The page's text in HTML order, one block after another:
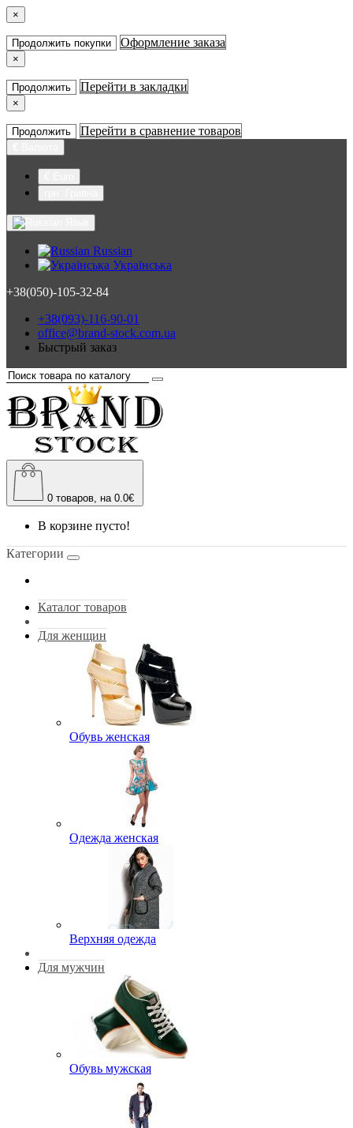
×
Продолжить покупки Оформление заказа
×
Продолжить Перейти в закладки
×
Продолжить Перейти в сравнение товаров
Russian
Українська
+38(050)-105-32-84
+38(093)-116-90-01
office@brand-stock.com.ua
Быстрый заказ
0 товаров, на 0.0€
В корзине пусто!
Категории
Каталог товаров
Для женщин
Обувь женская
Одежда женская
Верхняя одежда
Для мужчин
Обувь мужская